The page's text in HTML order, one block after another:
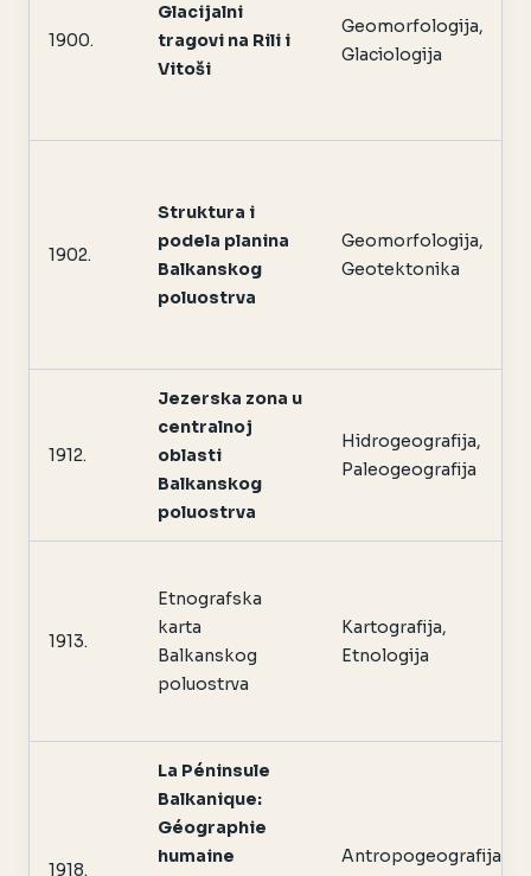
1900.
Glacijalni
tragovi na Rili i
Vitoši
Geomorfologija,
Glaciologija
1902.
Struktura i
podela planina
Balkanskog
poluostrva
Geomorfologija,
Geotektonika
1912.
Jezerska zona u
centralnoj
oblasti
Balkanskog
poluostrva
Hidrogeografija,
Paleogeografija
1913.
Etnografska
karta
Balkanskog
poluostrva
Kartografija,
Etnologija
1918.
La Péninsule
Balkanique:
Géographie
humaine
Antropogeografija,